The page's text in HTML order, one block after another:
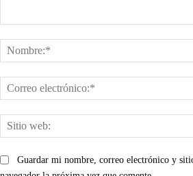
Guardar mi nombre, correo electrónico y